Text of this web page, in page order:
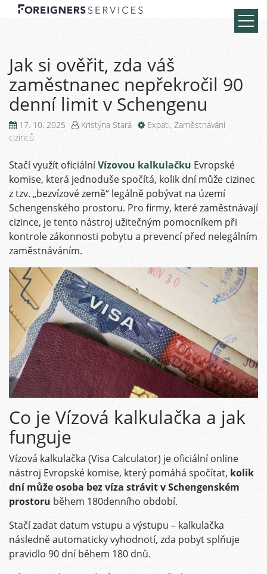
Jak si ověřit, zda váš
zaměstnanec nepřekročil 90
denní limit v Schengenu
17. 10. 2025 Kristýna Stará Expati, Zaměstnávání
cizinců
Stačí využít oficiálníVízovou kalkulačku Evropské
komise, která jednoduše spočítá, kolik dní může cizinec
z tzv. „bezvízové země“ legálně pobývat na území
Schengenského prostoru. Pro firmy, které zaměstnávají
cizince, je tento nástroj užitečným pomocníkem při
kontrole zákonnosti pobytu a prevencí před nelegálním
zaměstnáváním.
Co je Vízová kalkulačka a jak
funguje
Vízová kalkulačka (Visa Calculator) je oficiální online
nástroj Evropské komise, který pomáhá spočítat, kolik
dní může osoba bez víza strávit v Schengenském
prostoru během 180denního období.
Stačí zadat datum vstupu a výstupu – kalkulačka
následně automaticky vyhodnotí, zda pobyt splňuje
pravidlo 90 dní během 180 dnů.